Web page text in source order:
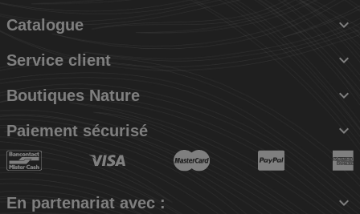
Catalogue 
Service client 
Boutiques Nature 
Paiement sécurisé 
En partenariat avec : 